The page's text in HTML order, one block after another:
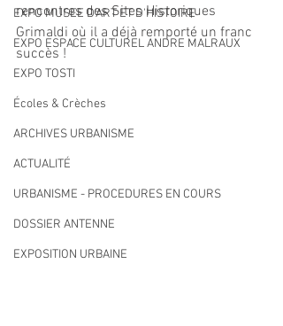
EXPO MUSEE D'ART ET D'HISTOIRE
EXPO ESPACE CULTUREL ANDRE MALRAUX
EXPO TOSTI
Écoles & Crèches
ARCHIVES URBANISME
ACTUALITÉ
URBANISME - PROCEDURES EN COURS
DOSSIER ANTENNE
EXPOSITION URBAINE
rencontres des Sites Historiques
Grimaldi où il a déjà remporté un franc
succès !